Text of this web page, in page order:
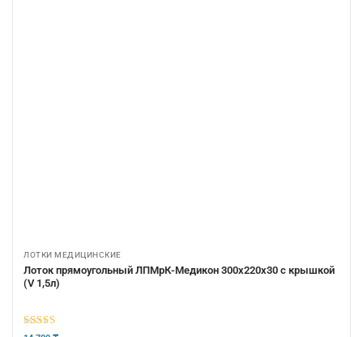
ЛОТКИ МЕДИЦИНСКИЕ
Лоток прямоугольный ЛПМрК-Медикон 300х220х30 с крышкой
(V 1,5л)